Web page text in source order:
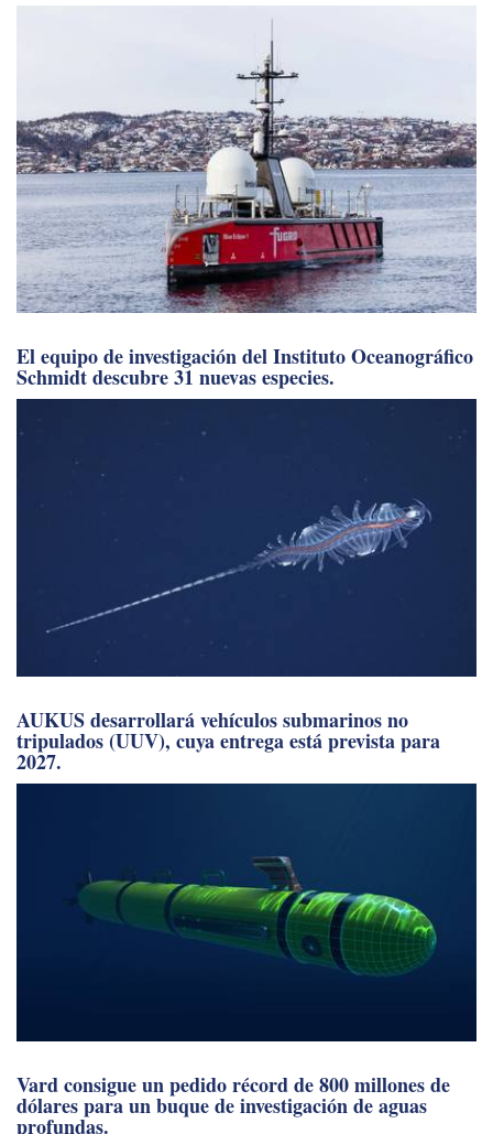
El equipo de investigación del Instituto Oceanográfico
Schmidt descubre 31 nuevas especies.
AUKUS desarrollará vehículos submarinos no
tripulados (UUV), cuya entrega está prevista para
2027.
Vard consigue un pedido récord de 800 millones de
dólares para un buque de investigación de aguas
profundas.